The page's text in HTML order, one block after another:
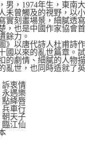
男，1974年生，東南
未曾觸及的視野，以
實刻畫場景，細膩透
，也是中國作家協會
餘力。
》以唐代詩人杜甫詩
國以來的亂世篇章。
的劇情、細膩的人物
亂世，也同時造就了
訴衷情
永遇樂
點絳唇
兵車行
朝天子
臨江仙